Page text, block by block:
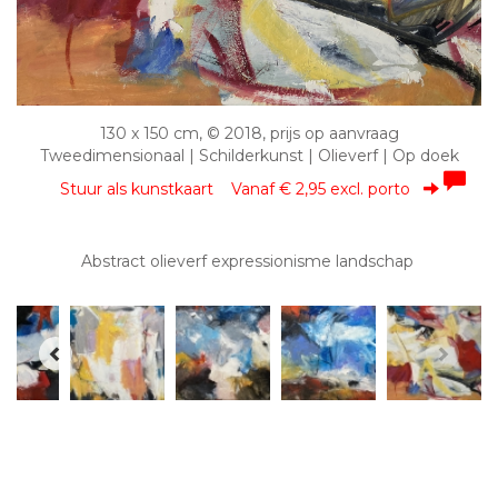
130 x 150 cm, © 2018, prijs op aanvraag
Tweedimensionaal | Schilderkunst | Olieverf | Op doek
Stuur als kunstkaart Vanaf € 2,95 excl. porto
Abstract olieverf expressionisme landschap